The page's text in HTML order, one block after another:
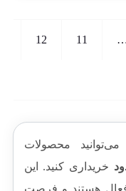
م
11
12
می‌توانید محصولات
خریداری کنید. این
فعال هستند و فرصت